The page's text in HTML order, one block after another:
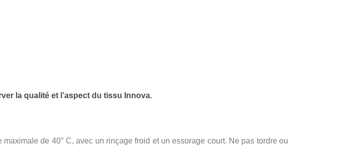
la qualité et l’aspect du tissu Innova.
de 40° C, avec un rinçage froid et un essorage court. Ne pas tordre ou